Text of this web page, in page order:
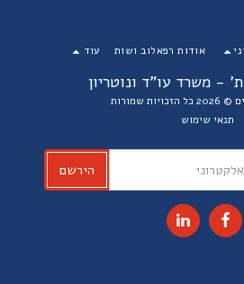
- משרד עו"ד ונוטריון
שמורות
תנאי שימוש
אודות רפאלוב ושות עוד
הירשם